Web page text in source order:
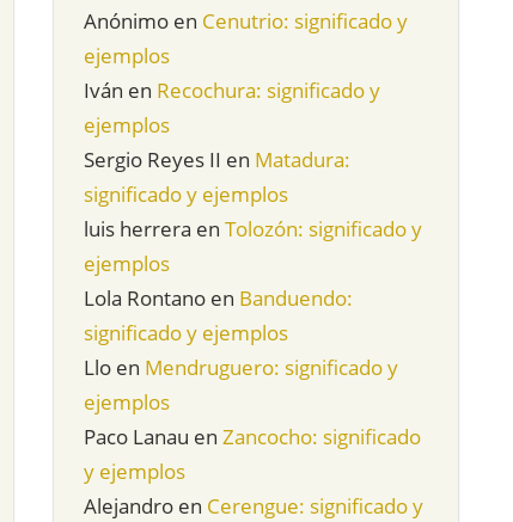
Anónimo en Cenutrio: significado y
ejemplos
Iván en Recochura: significado y
ejemplos
Sergio Reyes II en Matadura:
significado y ejemplos
luis herrera enTolozón: significado y
ejemplos
Lola Rontano en Banduendo:
significado y ejemplos
Llo en Mendruguero: significado y
ejemplos
Paco Lanau enZancocho: significado
y ejemplos
Alejandro en Cerengue: significado y